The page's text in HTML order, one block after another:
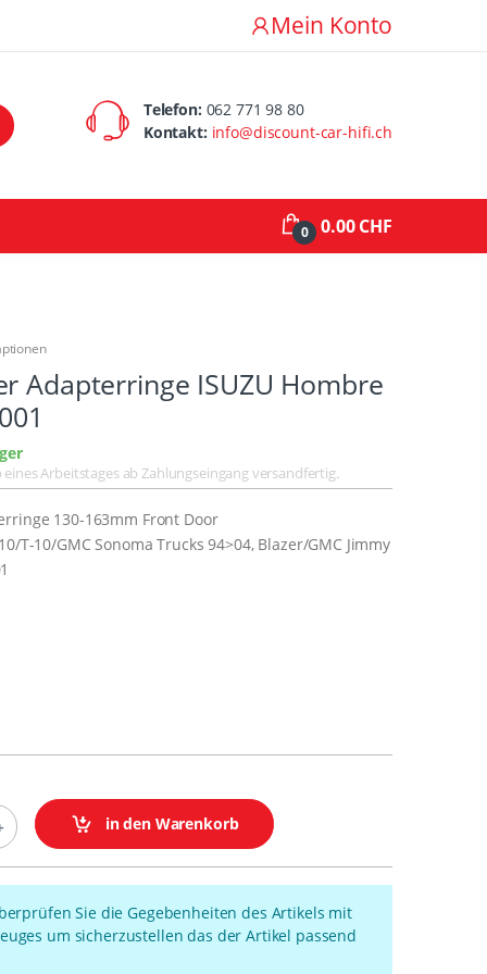
Mein Konto
Telefon: 062 771 98 80
Kontakt: info@discount-car-hifi.ch
0 0.00 CHF
Adapterringe ISUZU Hombre
Arbeitstages ab Zahlungseingang versandfertig.
130-163mm Front Door
T-10/GMC Sonoma Trucks 94>04, Blazer/GMC Jimmy
in den Warenkorb
Sie die Gegebenheiten des Artikels mit
um sicherzustellen das der Artikel passend